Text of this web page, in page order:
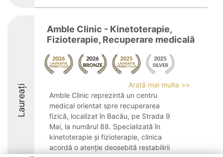
Laureați
Amble Clinic - Kinetoterapie,
Fizioterapie, Recuperare medicală
Arată mai multe >>
Amble Clinic reprezintă un centru
medical orientat spre recuperarea
fizică, localizat în Bacău, pe Strada 9
Mai, la numărul 88. Specializată în
kinetoterapie și fizioterapie, clinica
acordă o atenție deosebită restabilirii